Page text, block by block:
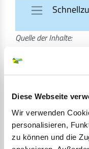
Diese Webseite
Wir verwenden
personalisieren,
zu können und die
Navigation
Quelle der Inhalte:
Verlängerung
selbständigen
Wenn Sie für die
eine befristete